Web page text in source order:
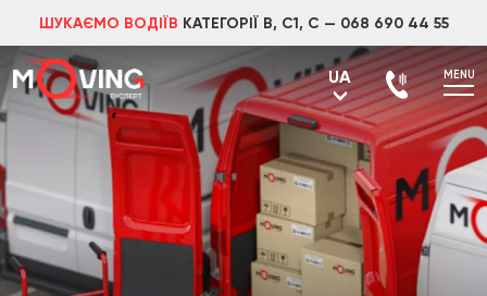
ШУКАЄМО ВОДІЇВ КАТЕГОРІЇ В, С1, С — 068 690 44 55
UA
RU
MENU